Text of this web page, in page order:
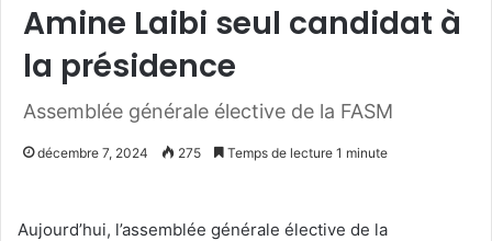
Amine Laibi seul candidat à
la présidence
Assemblée générale élective de la FASM
décembre 7, 2024 275 Temps de lecture 1 minute
Aujourd’hui, l’assemblée générale élective de la